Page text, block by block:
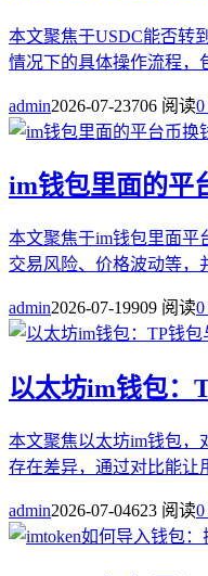
本文聚焦于USDC能否转
情况下的具体操作流程，
admin2026-07-23706 阅读
im钱包里面的平
本文聚焦于im钱包里面平
交易风险、价格波动等，
admin2026-07-19909 阅读
以太坊im钱包：
本文聚焦以太坊im钱包，
存在差异，通过对比能让
admin2026-07-04623 阅读